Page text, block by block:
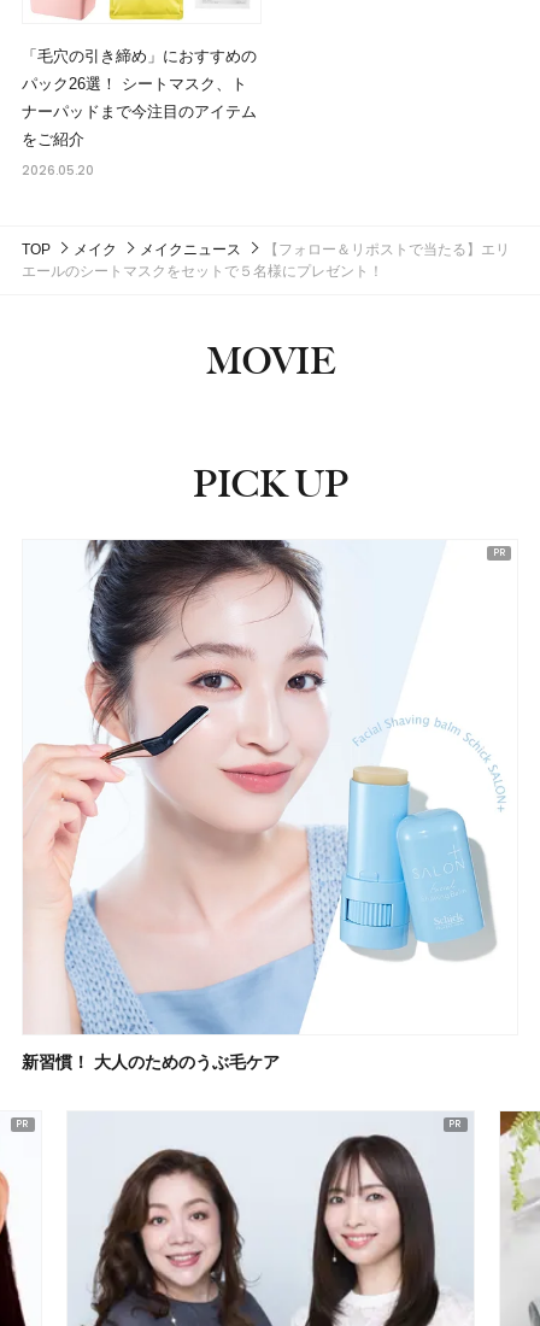
「毛穴の引き締め」におすすめの
パック26選！ シートマスク、ト
ナーパッドまで今注目のアイテム
をご紹介
2026.05.20
TOP メイク メイクニュース
【フォロー＆リポストで当たる】エリ
エールのシートマスクをセットで５名様にプレゼント！
MOVIE
PICK UP
新習慣！ 大人のためのうぶ毛ケア